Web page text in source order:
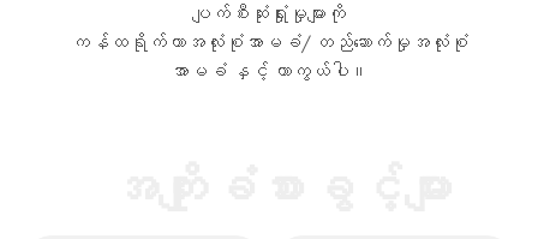
ပျက်စီးဆုံးရှုံးမှုများကို
ကန်ထရိုက်တာအလုံးစုံအာမခံ/ တည်ဆောက်မှုအလုံးစုံ
အာမခံ နှင့် ကာကွယ်ပါ။